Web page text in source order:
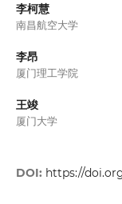
李柯慧
南昌航空大学
李昂
厦门理工学院
王竣
厦门大学
DOI: https://